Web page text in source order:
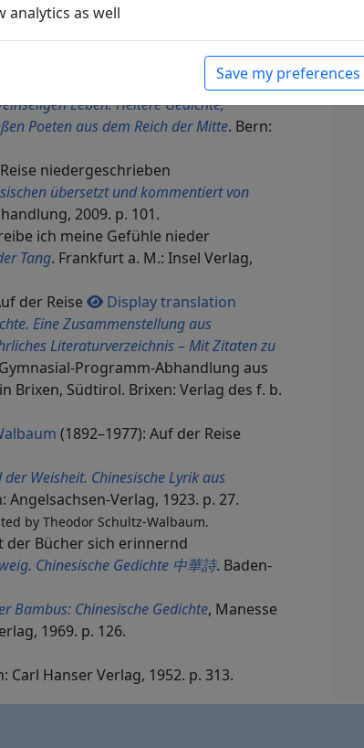
einer nächtlichen Fahrt
. Gütersloh: Im Bertelsmann Lesering,
Leben. Heitere Gedichte,
Poeten aus dem Reich der Mitte. Bern:
niedergeschrieben
übersetzt und kommentiert von
2009. p. 101.
ich meine Gefühle nieder
Tang. Frankfurt a. M.: Insel Verlag,
der Reise
Display translation
Eine Zusammenstellung aus
Literaturverzeichnis – Mit Zitaten zu
Programm-Abhandlung aus
Brixen, Südtirol. Brixen: Verlag des f. b.
(1892–1977): Auf der Reise
Weisheit. Chinesische Lyrik aus
Angelsachsen-Verlag, 1923. p. 27.
by Theodor Schultz-Walbaum.
der Bücher sich erinnernd
Chinesische Gedichte 中華詩. Baden-
Bambus: Chinesische Gedichte, Manesse
1969. p. 126.
Carl Hanser Verlag, 1952. p. 313.
analytics as well
Save my preferences